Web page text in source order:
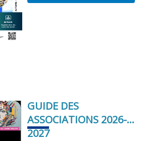
GUIDE DES
ASSOCIATIONS 2026-
2027